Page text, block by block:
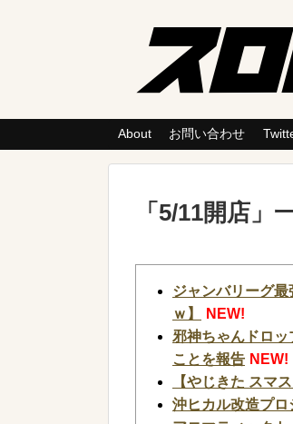
About お問い合わせ
「 5/11開店 」
ジャンバリーグ
ｗ】
NEW!
邪神ちゃんドロ
ことを報告 NEW!
【やじきた スマ
沖ヒカル改造プロ